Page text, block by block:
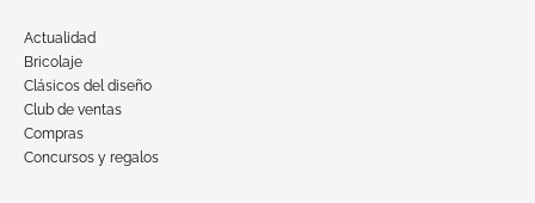
Actualidad
Bricolaje
Clásicos del diseño
Club de ventas
Compras
Concursos y regalos